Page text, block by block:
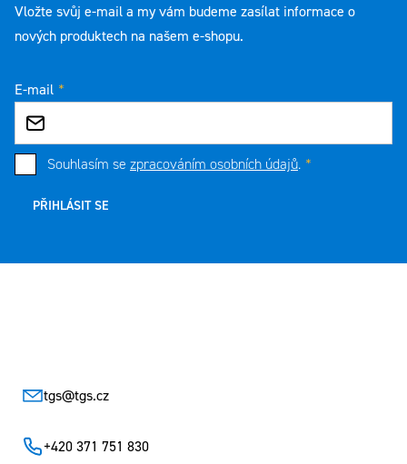
Vložte svůj e-mail a my vám budeme zasílat informace o
nových produktech na našem e-shopu.
E-mail
Souhlasím se zpracováním osobních údajů.
PŘIHLÁSIT SE
tgs@tgs.cz
+420 371 751 830